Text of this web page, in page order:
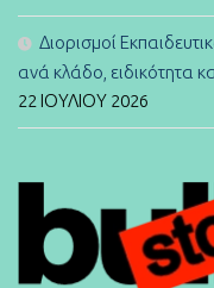
Διορισμοί
ανά κλάδο, ειδικότητα
22 ΙΟΥΛΊΟΥ 2026